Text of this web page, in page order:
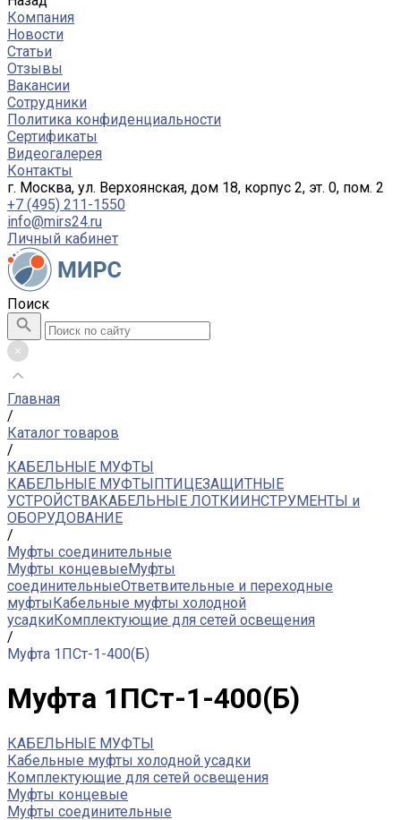
Компания
Новости
Статьи
Отзывы
Вакансии
Сотрудники
Политика конфиденциальности
Сертификаты
Видеогалерея
Контакты
г. Москва, ул. Верхоянская, дом 18, корпус 2, эт. 0, пом. 2
+7 (495) 211-1550
info@mirs24.ru
Личный кабинет
Поиск
Главная
/
Каталог товаров
/
КАБЕЛЬНЫЕ МУФТЫ
КАБЕЛЬНЫЕ МУФТЫПТИЦЕЗАЩИТНЫЕ
УСТРОЙСТВАКАБЕЛЬНЫЕ ЛОТКИИНСТРУМЕНТЫ и
ОБОРУДОВАНИЕ
/
Муфты соединительные
Муфты концевыеМуфты
соединительныеОтветвительные и переходные
муфтыКабельные муфты холодной
усадкиКомплектующие для сетей освещения
/
Муфта 1ПСт-1-400(Б)
Муфта 1ПСт-1-400(Б)
КАБЕЛЬНЫЕ МУФТЫ
Кабельные муфты холодной усадки
Комплектующие для сетей освещения
Муфты концевые
Муфты соединительные